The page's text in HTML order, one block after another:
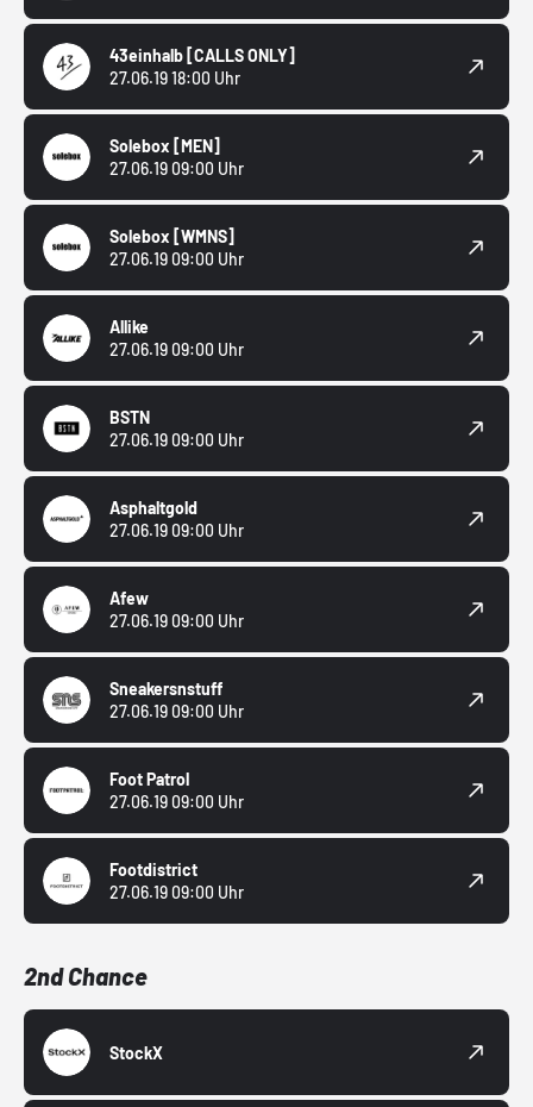
43einhalb [CALLS ONLY]
27.06.19 18:00 Uhr
Solebox [MEN]
27.06.19 09:00 Uhr
Solebox [WMNS]
27.06.19 09:00 Uhr
Allike
27.06.19 09:00 Uhr
BSTN
27.06.19 09:00 Uhr
Asphaltgold
27.06.19 09:00 Uhr
Afew
27.06.19 09:00 Uhr
Sneakersnstuff
27.06.19 09:00 Uhr
Foot Patrol
27.06.19 09:00 Uhr
Footdistrict
27.06.19 09:00 Uhr
2nd Chance
StockX